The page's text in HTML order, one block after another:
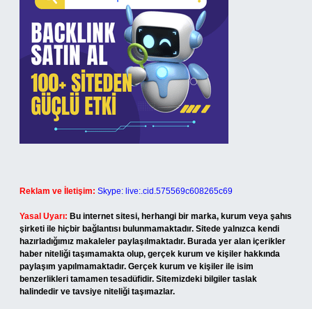
Reklam ve İletişim: Skype: live:.cid.575569c608265c69
Yasal Uyarı: Bu internet sitesi, herhangi bir marka, kurum veya şahıs
şirketi ile hiçbir bağlantısı bulunmamaktadır. Sitede yalnızca kendi
hazırladığımız makaleler paylaşılmaktadır. Burada yer alan içerikler
haber niteliği taşımamakta olup, gerçek kurum ve kişiler hakkında
paylaşım yapılmamaktadır. Gerçek kurum ve kişiler ile isim
benzerlikleri tamamen tesadüfidir. Sitemizdeki bilgiler taslak
halindedir ve tavsiye niteliği taşımazlar.